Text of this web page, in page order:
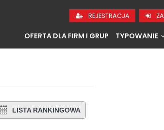
REJESTRACJA
OFERTA DLA FIRM I GRUP TYPOWANIE
LISTA RANKINGOWA